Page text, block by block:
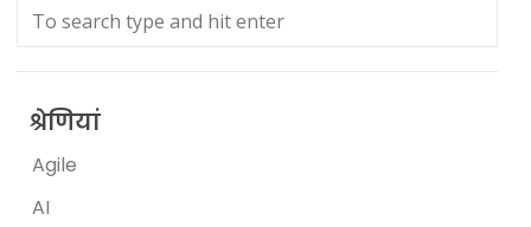
श्रेणियां
Agile
AI